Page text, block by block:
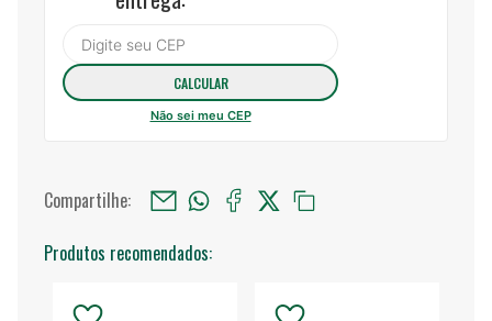
Não sei meu CEP
Compartilhe:
Produtos recomendados: